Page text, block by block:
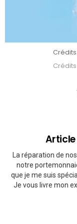
La réparation de
notre
que je me suis
Je vous livre mon